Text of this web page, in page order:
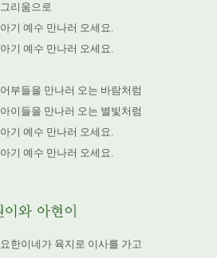
그리움으로
아기 예수 만나러 오세요.
아기 예수 만나러 오세요.
어부들을 만나러 오는 바람처럼
아이들을 만나러 오는 별빛처럼
아기 예수 만나러 오세요.
아기 예수 만나러 오세요.
요한이네가 육지로 이사를 가고